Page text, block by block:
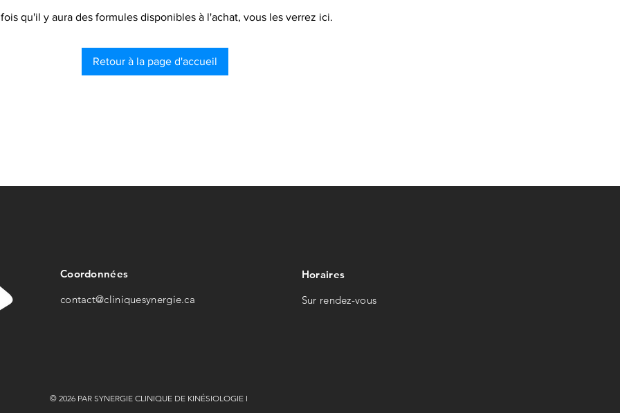
qu'il y aura des formules disponibles à l'achat, vous les verrez ici.
Retour à la page d'accueil
Coordonnées
contact@cliniquesynergie.ca
© 2026 PAR SYNERGIE CLINIQUE DE KINÉSIOLOGIE INC.
Horaires
Sur rendez-vous